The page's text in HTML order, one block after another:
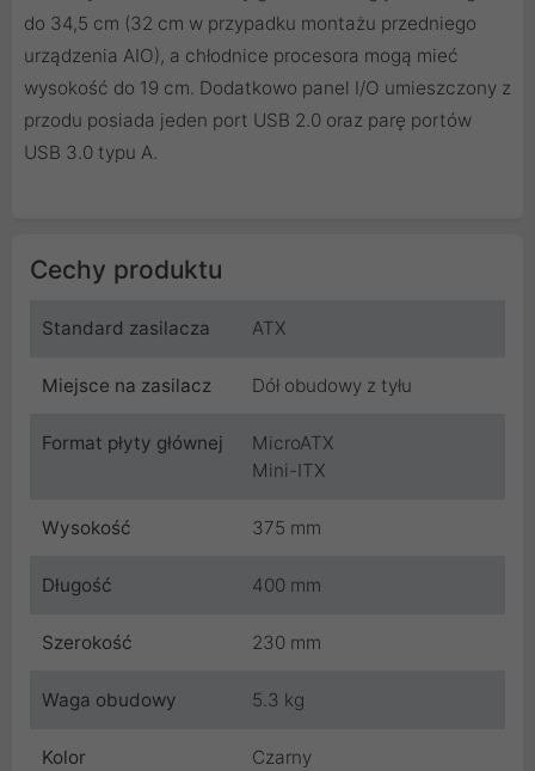
do 34,5 cm (32 cm w przypadku montażu przedniego
urządzenia AIO), a chłodnice procesora mogą mieć
wysokość do 19 cm. Dodatkowo panel I/O umieszczony z
przodu posiada jeden port USB 2.0 oraz parę portów
USB 3.0 typu A.
Cechy produktu
Standard zasilacza ATX
Miejsce na zasilacz Dół obudowy z tyłu
Format płyty głównej
MicroATX
Mini-ITX
Wysokość 375 mm
Długość 400 mm
Szerokość 230 mm
Waga obudowy 5.3 kg
Kolor Czarny